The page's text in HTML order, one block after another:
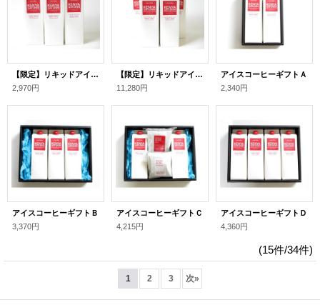
【限定】リキッドアイスコーヒー「ケニア・ガトゥリリ」 ３本
2,970円
【限定】リキッドアイスコーヒー「ケニア・ガトゥリリ」 １２本
11,280円
アイスコーヒーギフトＡ
2,340円
アイスコーヒーギフトＢ
3,370円
アイスコーヒーギフトＣ
4,215円
アイスコーヒーギフトＤ
4,360円
(15件/34件)
1 2 3 次»